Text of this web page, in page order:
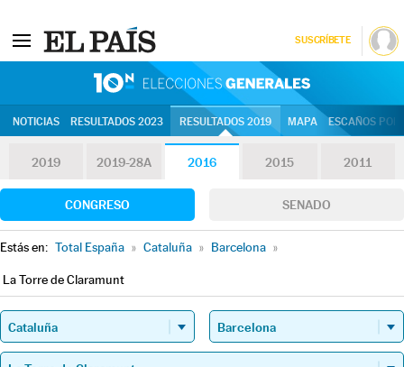
SUSCRÍBETE
NOTICIAS RESULTADOS 2023 RESULTADOS 2019 MAPA ESCAÑOS
2019 2019-28A 2016 2015 2011
CONGRESO SENADO
Estás en: Total España » Cataluña » Barcelona »
La Torre de Claramunt